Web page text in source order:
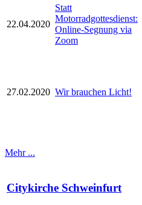
22.04.2020
Statt
Motorradgottesdienst:
Online-Segnung via
Zoom
27.02.2020 Wir brauchen Licht!
Mehr ...
Citykirche Schweinfurt